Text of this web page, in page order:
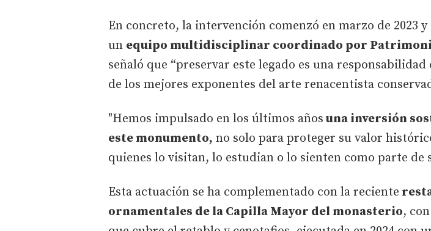
En concreto, la intervención comenzó en marzo de 2023
un equipo multidisciplinar coordinado por
señaló que “preservar este legado es una
de los mejores exponentes del arte renacentista
"Hemos impulsado en los últimos años una inversión
este monumento, no solo para proteger su valor
quienes lo visitan, lo estudian o lo sienten como parte de
Esta actuación se ha complementado con la reciente
ornamentales de la Capilla Mayor del monasterio,